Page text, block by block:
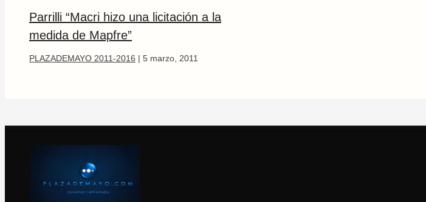
Parrilli “Macri hizo una licitación a la
medida de Mapfre”
PLAZADEMAYO 2011-2016 | 5 marzo, 2011